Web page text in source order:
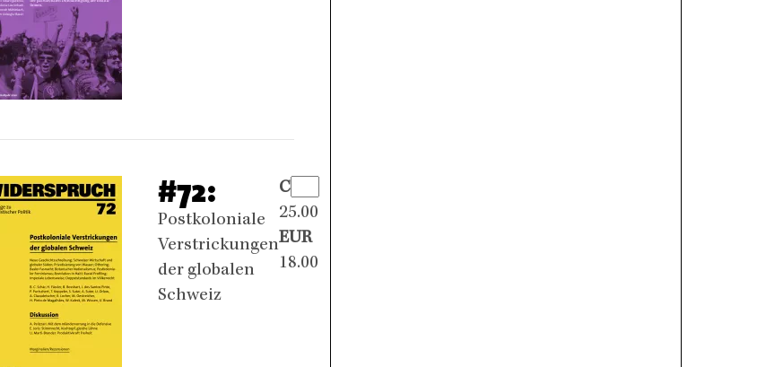
#72:
Postkoloniale
Verstrickungen
der globalen
Schweiz
CHF
25.00
EUR
18.00